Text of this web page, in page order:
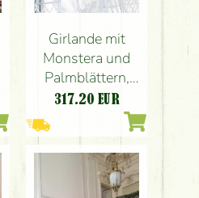
Girlande mit
Monstera und
Palmblättern,
Bazaar Eclectica
Budapest (grün,
gold)
317.20 EUR